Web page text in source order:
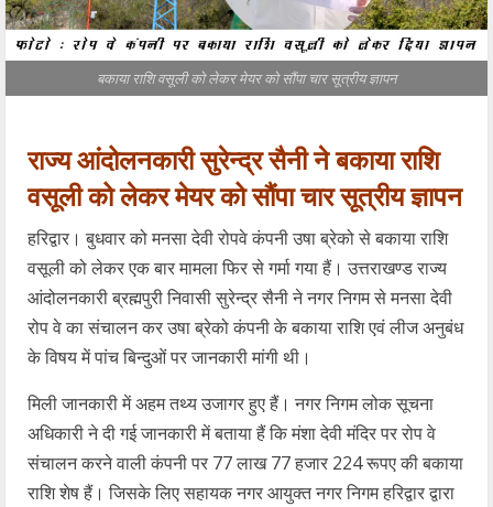
बकाया राशि वसूली को लेकर मेयर को सौंपा चार सूत्रीय ज्ञापन
राज्य आंदोलनकारी सुरेन्द्र सैनी ने बकाया राशि
वसूली को लेकर मेयर को सौंपा चार सूत्रीय ज्ञापन
हरिद्वार। बुधवार को मनसा देवी रोपवे कंपनी उषा ब्रेको से बकाया राशि
वसूली को लेकर एक बार मामला फिर से गर्मा गया हैं। उत्तराखण्ड राज्य
आंदोलनकारी ब्रह्मपुरी निवासी सुरेन्द्र सैनी ने नगर निगम से मनसा देवी
रोप वे का संचालन कर उषा ब्रेको कंपनी के बकाया राशि एवं लीज अनुबंध
के विषय में पांच बिन्दुओं पर जानकारी मांगी थी।
मिली जानकारी में अहम तथ्य उजागर हुए हैं। नगर निगम लोक सूचना
अधिकारी ने दी गई जानकारी में बताया हैं कि मंशा देवी मंदिर पर रोप वे
संचालन करने वाली कंपनी पर 77 लाख 77 हजार 224 रूपए की बकाया
राशि शेष हैं। जिसके लिए सहायक नगर आयुक्त नगर निगम हरिद्वार द्वारा